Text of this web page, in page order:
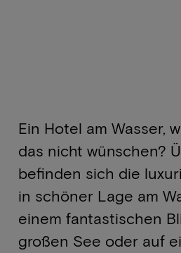
Ein Hotel am Wasser,
das nicht wünschen?
befinden sich die
in schöner Lage am
einem fantastischen
großen See oder auf